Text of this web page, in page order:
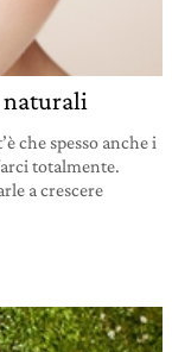
che spesso anche i
totalmente.
a crescere